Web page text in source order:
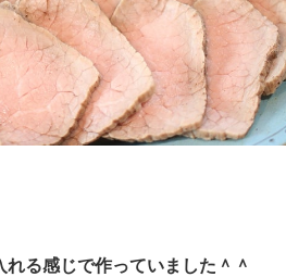
る感じで作っていました＾＾